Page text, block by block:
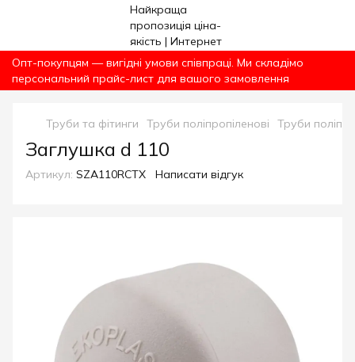
Опт-покупцям — вигідні умови співпраці. Ми складімо
персональний прайс-лист для вашого замовлення
Труби та фітинги Труби поліпропіленові Труби
Заглушка d 110
Артикул: SZA110RCTX Написати відгук